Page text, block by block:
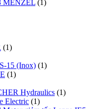
MENZEL (1)
(1)
15 (Inox) (1)
(1)
Hydraulics (1)
Electric (1)